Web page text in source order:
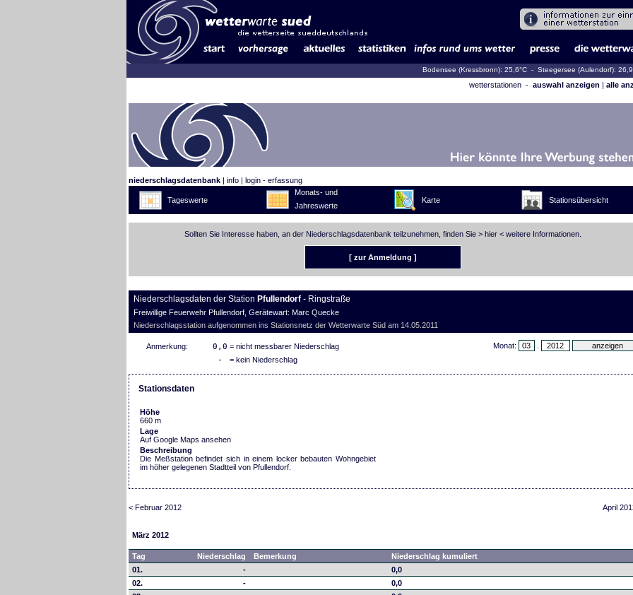
Bodensee (Kressbronn): 25,6°C - Steegersee (Aulendorf):
wetterstationen - auswahl anzeigen | alle
niederschlagsdatenbank| info| login - erfassung
Tageswerte
Monats- und
Jahreswerte
Karte Stationsübersicht
Sollten Sie Interesse haben, an der Niederschlagsdatenbank teilzunehmen, finden Sie > hier< weitere Informationen.
[ zur Anmeldung ]
Niederschlagsdaten der Station Pfullendorf- Ringstraße
Freiwillige Feuerwehr Pfullendorf, Gerätewart: Marc Quecke
Niederschlagsstation aufgenommen ins Stationsnetz der Wetterwarte Süd am 14.05.2011
Monat:
Anmerkung: 0,0 = nicht messbarer Niederschlag
- = kein Niederschlag
Stationsdaten
Höhe
660 m
Lage
Auf Google Maps ansehen
Beschreibung
Die Meßstation befindet sich in einem locker bebauten Wohngebiet
im höher gelegenen Stadtteil von Pfullendorf.
< Februar 2012 April
März 2012
Tag Niederschlag Bemerkung
Niederschlag kumuliert
01.
-
0,0
02.
-
0,0